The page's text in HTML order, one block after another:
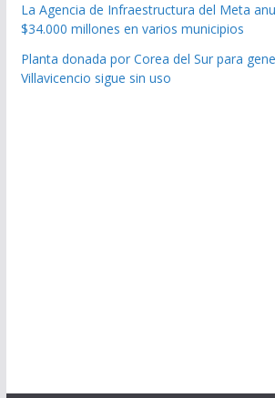
La Agencia de Infraestructura del Meta
$34.000 millones en varios municipios
Planta donada por Corea del Sur para
Villavicencio sigue sin uso